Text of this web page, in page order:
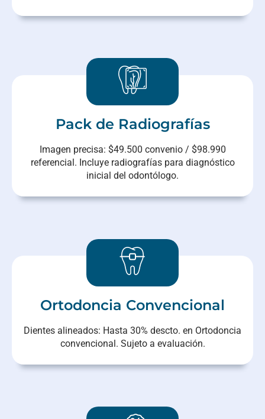
Pack de Radiografías
Imagen precisa: $49.500 convenio / $98.990
referencial. Incluye radiografías para diagnóstico
inicial del odontólogo.
Ortodoncia Convencional​
Dientes alineados: Hasta 30% descto. en Ortodoncia
convencional. Sujeto a evaluación.